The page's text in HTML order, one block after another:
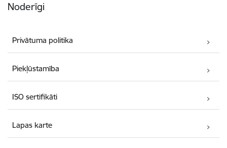
Noderīgi
Privātuma politika
Piekļūstamība
ISO sertifikāti
Lapas karte